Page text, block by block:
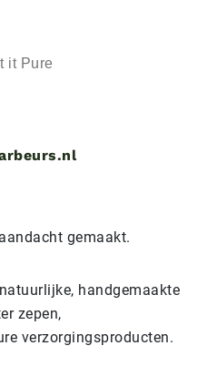
it Pure
gemaakt.
handgemaakte
zepen,
verzorgingsproducten.